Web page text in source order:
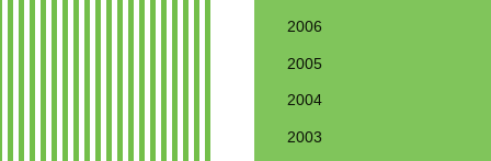
2006
2005
2004
2003